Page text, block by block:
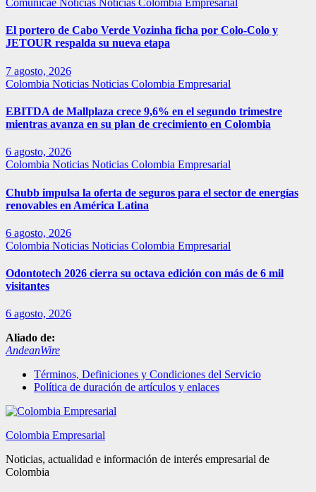
Comunicae Noticias Noticias Colombia Empresarial
El portero de Cabo Verde Vozinha ficha por Colo-Colo y
JETOUR respalda su nueva etapa
7 agosto, 2026
Colombia Noticias Noticias Colombia Empresarial
EBITDA de Mallplaza crece 9,6% en el segundo trimestre
mientras avanza en su plan de crecimiento en Colombia
6 agosto, 2026
Colombia Noticias Noticias Colombia Empresarial
Chubb impulsa la oferta de seguros para el sector de energías
renovables en América Latina
6 agosto, 2026
Colombia Noticias Noticias Colombia Empresarial
Odontotech 2026 cierra su octava edición con más de 6 mil
visitantes
6 agosto, 2026
Aliado de:
AndeanWire
Términos, Definiciones y Condiciones del Servicio
Política de duración de artículos y enlaces
Colombia Empresarial
Noticias, actualidad e información de interés empresarial de
Colombia